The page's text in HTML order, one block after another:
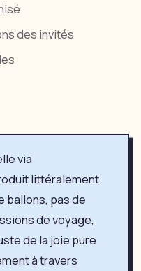
des invités
via
littéralement
ballons, pas de
de voyage,
de la joie pure
à travers